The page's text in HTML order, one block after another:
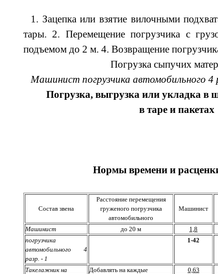
1. Зацепка или взятие вилочными
тары. 2. Перемещение погрузчика с
подъемом до 2 м. 4. Возвращение
Погрузка сыпучих
Машинист погрузчика автомобильного 4
Погрузка, выгрузка или укладка в
в таре и пакетах
Нормы времени и
Состав звена
Расстояние перемещения
груженого погрузчика
автомобильного
Машинист
Машинист до 20 м
1,8
погрузчика
автомобильного 4
разр. - 1
1-42
Такелажник на Добавлять на каждые
0,63